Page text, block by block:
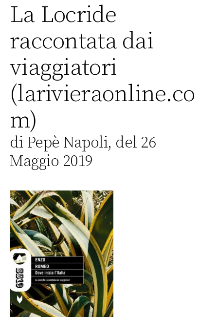
La Locride
raccontata dai
viaggiatori
(larivieraonline.co
m)
di Pepè Napoli, del 26
Maggio 2019